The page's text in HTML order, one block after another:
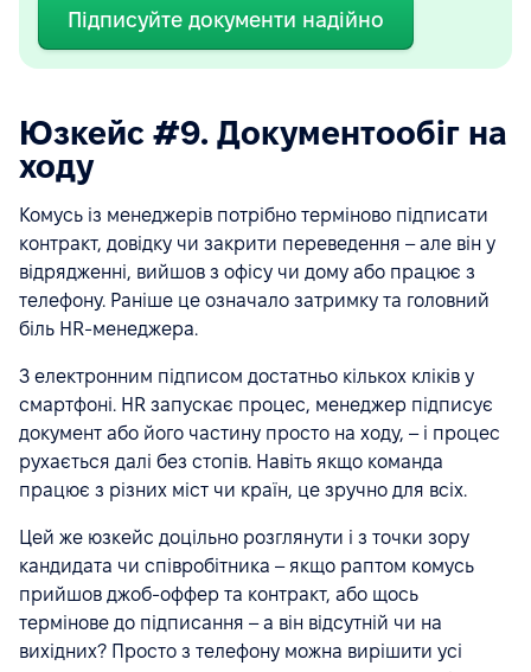
Підписуйте документи надійно
Юзкейс #9. Документообіг на
ходу
Комусь із менеджерів потрібно терміново підписати
контракт, довідку чи закрити переведення – але він у
відрядженні, вийшов з офісу чи дому або працює з
телефону. Раніше це означало затримку та головний
біль HR-менеджера.
З електронним підписом достатньо кількох кліків у
смартфоні. HR запускає процес, менеджер підписує
документ або його частину просто на ходу, – і процес
рухається далі без стопів. Навіть якщо команда
працює з різних міст чи країн, це зручно для всіх.
Цей же юзкейс доцільно розглянути і з точки зору
кандидата чи співробітника – якщо раптом комусь
прийшов джоб-оффер та контракт, або щось
термінове до підписання – а він відсутній чи на
вихідних? Просто з телефону можна вирішити усі